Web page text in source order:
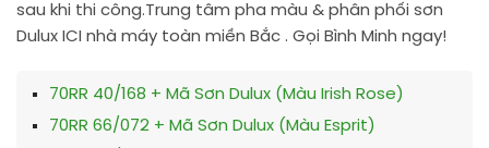
sau khi thi công.Trung tâm pha màu & phân phối sơn
Dulux ICI nhà máy toàn miền Bắc . Gọi Bình Minh ngay!
70RR 40/168 + Mã Sơn Dulux (Màu Irish Rose)
70RR 66/072 + Mã Sơn Dulux (Màu Esprit)